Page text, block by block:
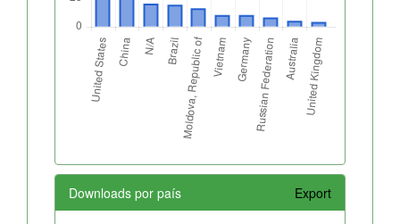
Downloads por país Export